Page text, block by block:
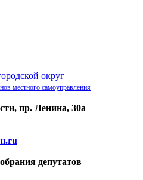
округ
местного самоуправления
пр. Ленина, 30а
депутатов